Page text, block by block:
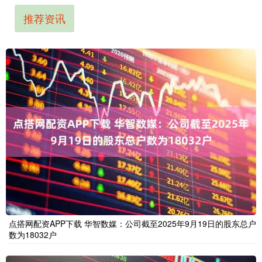
推荐资讯
点搭网配资APP下载 华智数媒：公司截至2025年9月19日的股东总户
数为18032户